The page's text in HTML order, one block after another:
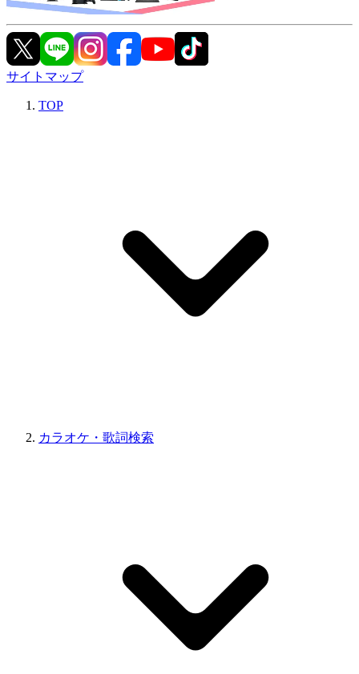
サイトマップ
TOP
カラオケ・歌詞検索